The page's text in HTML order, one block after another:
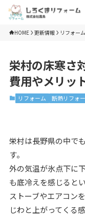
HOME 更新情報 リフォーム
栄村の床寒さ
費用やメリッ
リフォーム 断熱リフォ
栄村は長野県の中で
す。
外の気温が氷点下に
も底冷えを感じると
ストーブやエアコン
じわと上がってくる